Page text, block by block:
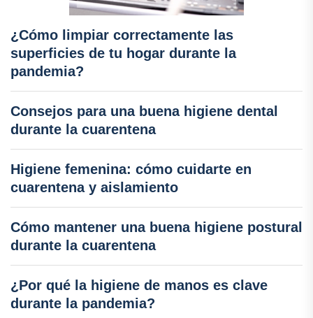
¿Cómo limpiar correctamente las
superficies de tu hogar durante la
pandemia?
Consejos para una buena higiene dental
durante la cuarentena
Higiene femenina: cómo cuidarte en
cuarentena y aislamiento
Cómo mantener una buena higiene postural
durante la cuarentena
¿Por qué la higiene de manos es clave
durante la pandemia?